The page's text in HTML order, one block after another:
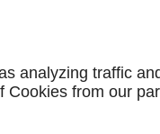
à
à encastrer , 500
analyzing traffic
Cookies from our